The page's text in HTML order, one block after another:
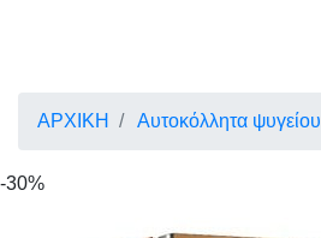
ΑΡΧΙΚΗ Αυτοκόλλητα ψυγείου
-30%